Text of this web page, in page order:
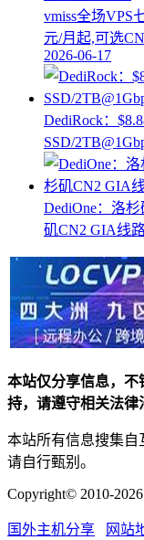
vmiss全场VPS
元/月起,可选
2026-06-17
DediRock：
SSD/
DediOne：洛
矶CN2 GIA线
本站仅分享信息，不
持，请遵守相关法律
本站所有信息搜集自
请自行甄别。
Copyright© 2010-2026
国外主机分享 网站